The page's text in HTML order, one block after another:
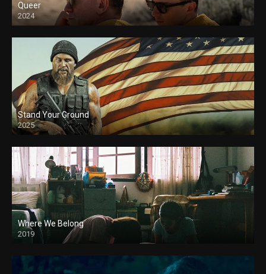
Queer
2024
Stand Your Ground
2025
Where We Belong
2019